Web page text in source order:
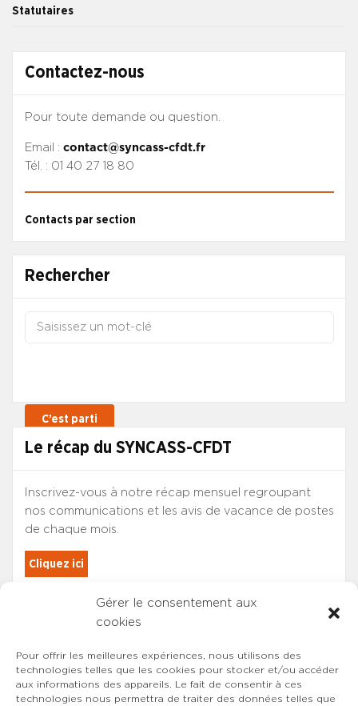
Gérer le consentement aux
cookies
Pour offrir les meilleures expériences, nous utilisons des
technologies telles que les cookies pour stocker et/ou accéder
aux informations des appareils. Le fait de consentir à ces
technologies nous permettra de traiter des données telles que
Statutaires
Contactez-nous
Pour toute demande ou question.
Email : contact@syncass-cfdt.fr
Tél. : 01 40 27 18 80
Contacts par section
Rechercher
Le récap du SYNCASS-CFDT
Inscrivez-vous à notre récap mensuel regroupant
nos communications et les avis de vacance de postes
de chaque mois.
Cliquez ici
Les adhérents du SYNCASS-CFDT
sont automatiquement inscrits.